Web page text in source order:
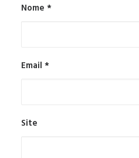
Nome *
Email *
Site